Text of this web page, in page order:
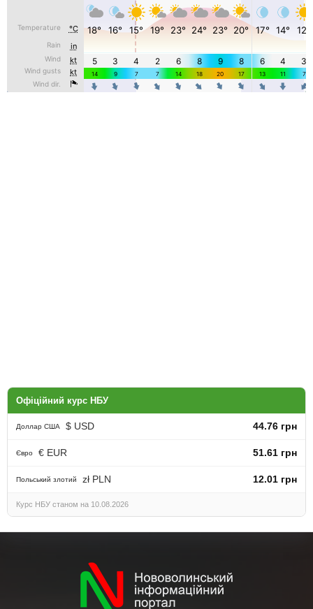
Офіційний курс НБУ
Доллар США $ USD 44.76 грн
Євро € EUR 51.61 грн
Польський злотий zł PLN 12.01 грн
Курс НБУ станом на 10.08.2026